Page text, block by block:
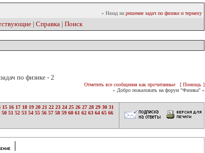
» Назад на решение задач по физике и термеху
| Справка | Поиск
по физике - 2
Отметить все сообщения как прочитанные
[ Помощь ]
» Добро пожаловать на форум "Физика" «
15 16 17 18 19 20 21 22 23 24 25 26 27 28 29 30 31
50 51 52 53 54 55 56 57 58 59 60 61 62 63 64 65 66